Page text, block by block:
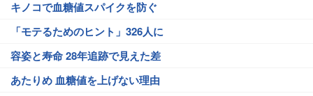
キノコで血糖値スパイクを防ぐ
「モテるためのヒント」326人に
容姿と寿命 28年追跡で見えた差
あたりめ 血糖値を上げない理由